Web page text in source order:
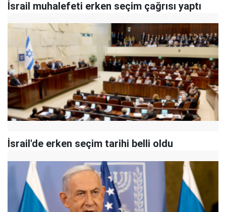
İsrail muhalefeti erken seçim çağrısı yaptı
İsrail'de erken seçim tarihi belli oldu